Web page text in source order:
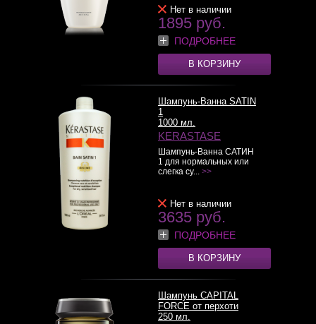
Нет в наличии
1895 руб.
ПОДРОБНЕЕ
В КОРЗИНУ
Шампунь-Ванна SATIN
1
1000 мл.
KERASTASE
Шампунь-Ванна САТИН
1 для нормальных или
слегка су... >>
Нет в наличии
3635 руб.
ПОДРОБНЕЕ
В КОРЗИНУ
Шампунь CAPITAL
FORCE от перхоти
250 мл.